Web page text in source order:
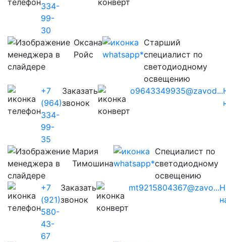
334-
99-
30
Оксана
Ройс
Старший
специалист по
светодиодному
освещению
+7
(964)
334-
99-
35
Заказать
звонок
o9643349935@zavod...
Мария
Тимошина
Cпециалист по
светодиодному
освещению
+7
(921)
580-
43-
67
Заказать
звонок
mt9215804367@zavo...